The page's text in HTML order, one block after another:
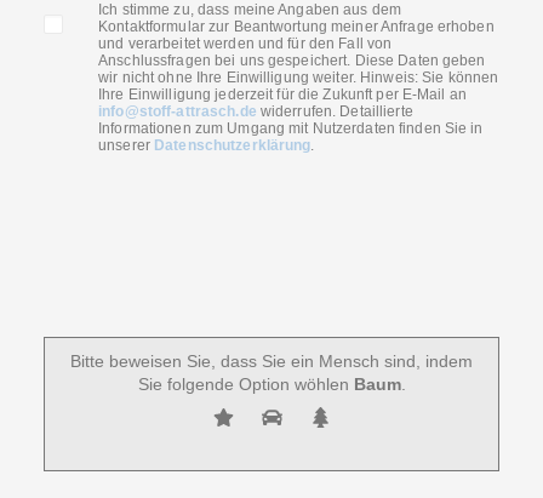
Ich stimme zu, dass meine Angaben aus dem
Kontaktformular zur Beantwortung meiner Anfrage erhoben
und verarbeitet werden und für den Fall von
Anschlussfragen bei uns gespeichert. Diese Daten geben
wir nicht ohne Ihre Einwilligung weiter. Hinweis: Sie können
Ihre Einwilligung jederzeit für die Zukunft per E-Mail an
info@stoff-attrasch.de widerrufen. Detaillierte
Informationen zum Umgang mit Nutzerdaten finden Sie in
unserer Datenschutzerklärung.
Bitte beweisen Sie, dass Sie ein Mensch sind, indem
Sie folgende Option wöhlen Baum.